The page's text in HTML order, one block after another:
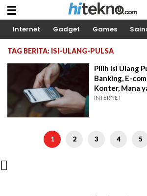
Internet Gadget Games
TAG BERITA: ISI-ULANG-PULSA
Pilih Isi Ulang
Banking, E-
Konter, Mana
INTERNET
1 2 3 4 5
